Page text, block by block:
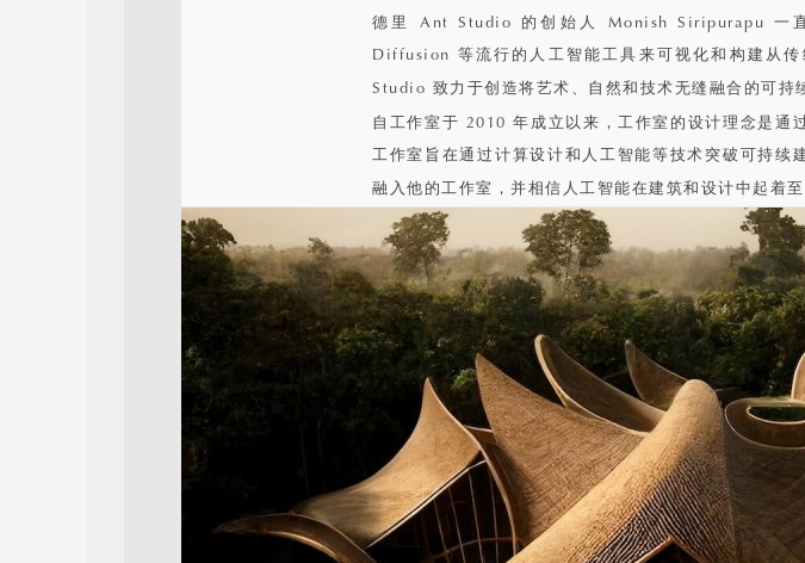
德里 Ant Studio 的创始人 Monish Siripurapu 一
Diffusion 等流行的人工智能工具来可视化和构建从
Studio 致力于创造将艺术、自然和技术无缝融合的可持
自工作室于 2010 年成立以来，工作室的设计理念是通
工作室旨在通过计算设计和人工智能等技术突破可持
融入他的工作室，并相信人工智能在建筑和设计中起着至